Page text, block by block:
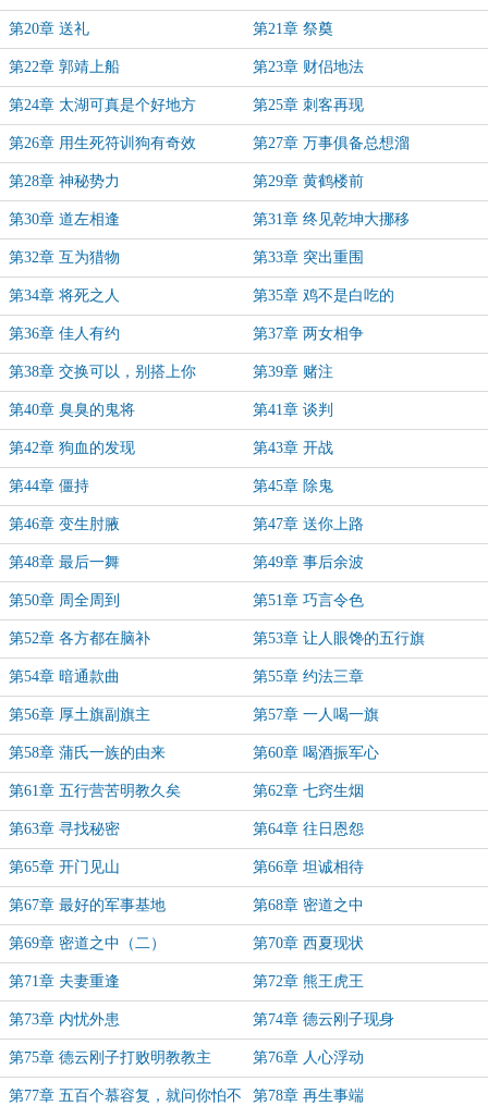
第20章 送礼 第21章 祭奠
第22章 郭靖上船 第23章 财侣地法
第24章 太湖可真是个好地方 第25章 刺客再现
第26章 用生死符训狗有奇效 第27章 万事俱备总想溜
第28章 神秘势力 第29章 黄鹤楼前
第30章 道左相逢 第31章 终见乾坤大挪移
第32章 互为猎物 第33章 突出重围
第34章 将死之人 第35章 鸡不是白吃的
第36章 佳人有约 第37章 两女相争
第38章 交换可以，别搭上你 第39章 赌注
第40章 臭臭的鬼将 第41章 谈判
第42章 狗血的发现 第43章 开战
第44章 僵持 第45章 除鬼
第46章 变生肘腋 第47章 送你上路
第48章 最后一舞 第49章 事后余波
第50章 周全周到 第51章 巧言令色
第52章 各方都在脑补 第53章 让人眼馋的五行旗
第54章 暗通款曲 第55章 约法三章
第56章 厚土旗副旗主 第57章 一人喝一旗
第58章 蒲氏一族的由来 第60章 喝酒振军心
第61章 五行营苦明教久矣 第62章 七窍生烟
第63章 寻找秘密 第64章 往日恩怨
第65章 开门见山 第66章 坦诚相待
第67章 最好的军事基地 第68章 密道之中
第69章 密道之中（二） 第70章 西夏现状
第71章 夫妻重逢 第72章 熊王虎王
第73章 内忧外患 第74章 德云刚子现身
第75章 德云刚子打败明教教主 第76章 人心浮动
第77章 五百个慕容复，就问你怕不 第78章 再生事端